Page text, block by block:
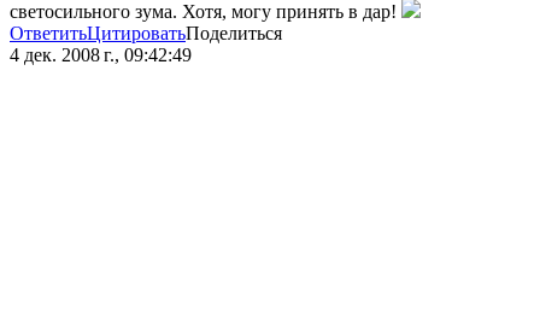
светосильного зума. Хотя, могу принять в дар!
ОтветитьЦитироватьПоделиться
4 дек. 2008 г., 09:42:49